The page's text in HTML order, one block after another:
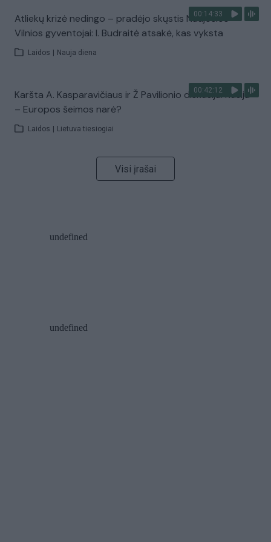
00:14:33
Atliekų krizė nedingo – pradėjo skųstis Naujosios
Vilnios gyventojai: I. Budraitė atsakė, kas vyksta
Laidos Nauja diena
00:42:12
Karšta A. Kasparavičiaus ir Ž Pavilionio diskusija: Rusija
– Europos šeimos narė?
Laidos Lietuva tiesiogiai
Visi įrašai